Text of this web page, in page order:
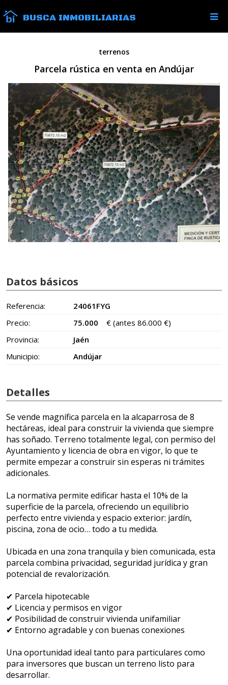
BUSCA INMOBILIARIAS
terrenos
Parcela rústica en venta en Andújar
Datos básicos
Referencia:
24061FYG
Precio:
75.000 € (antes 86.000 €)
Provincia:
Jaén
Municipio:
Andújar
Detalles
Se vende magnífica parcela en la alcaparrosa de 8
hectáreas, ideal para construir la vivienda que siempre
has soñado. Terreno totalmente legal, con permiso del
Ayuntamiento y licencia de obra en vigor, lo que te
permite empezar a construir sin esperas ni trámites
adicionales.
La normativa permite edificar hasta el 10% de la
superficie de la parcela, ofreciendo un equilibrio
perfecto entre vivienda y espacio exterior: jardín,
piscina, zona de ocio… todo a tu medida.
Ubicada en una zona tranquila y bien comunicada, esta
parcela combina privacidad, seguridad jurídica y gran
potencial de revalorización.
✔ Parcela hipotecable
✔ Licencia y permisos en vigor
✔ Posibilidad de construir vivienda unifamiliar
✔ Entorno agradable y con buenas conexiones
Una oportunidad ideal tanto para particulares como
para inversores que buscan un terreno listo para
desarrollar.